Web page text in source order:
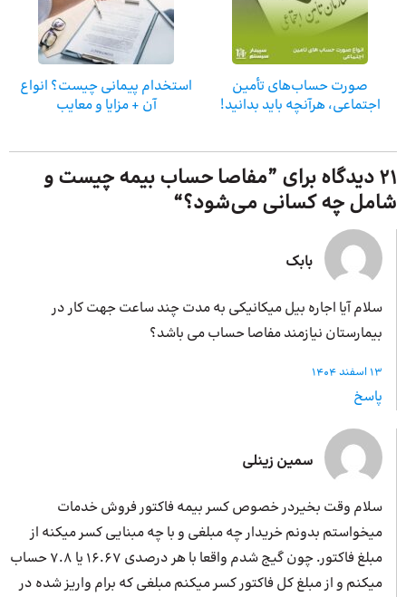
صورت حساب‌های تأمین
اجتماعی، هرآنچه باید بدانید!
استخدام پیمانی چیست؟ انواع
آن + مزایا و معایب
21 دیدگاه برای ”
مفاصا حساب بیمه چیست و
شامل چه کسانی می‌شود؟“
بابک
سلام آیا اجاره بیل میکانیکی به مدت چند ساعت جهت کار در
بیمارستان نیازمند مفاصا حساب می باشد؟
13 اسفند 1404
پاسخ
سمین زینلی
سلام وقت بخیردر خصوص کسر بیمه فاکتور فروش خدمات
میخواستم بدونم خریدار چه مبلغی و با چه مبنایی کسر میکنه از
مبلغ فاکتور. چون گیج شدم واقعا با هر درصدی 16.67 یا 7.8 حساب
میکنم و از مبلغ کل فاکتور کسر میکنم مبلغی که برام واریز شده در